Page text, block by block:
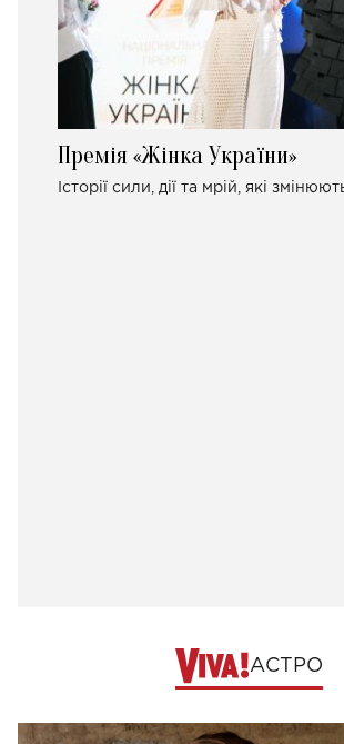
Премія «Жінка України»
Історії сили, дії та мрій, які
АСТРО